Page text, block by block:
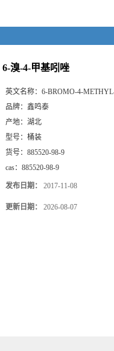
6-溴-4-甲基吲唑
英文名称： 6-BROMO-4-
品牌： 鑫鸣泰
产地： 湖北
型号： 桶装
货号： 885520-98-9
cas： 885520-98-9
发布日期： 2017-11-08
更新日期： 2026-08-07